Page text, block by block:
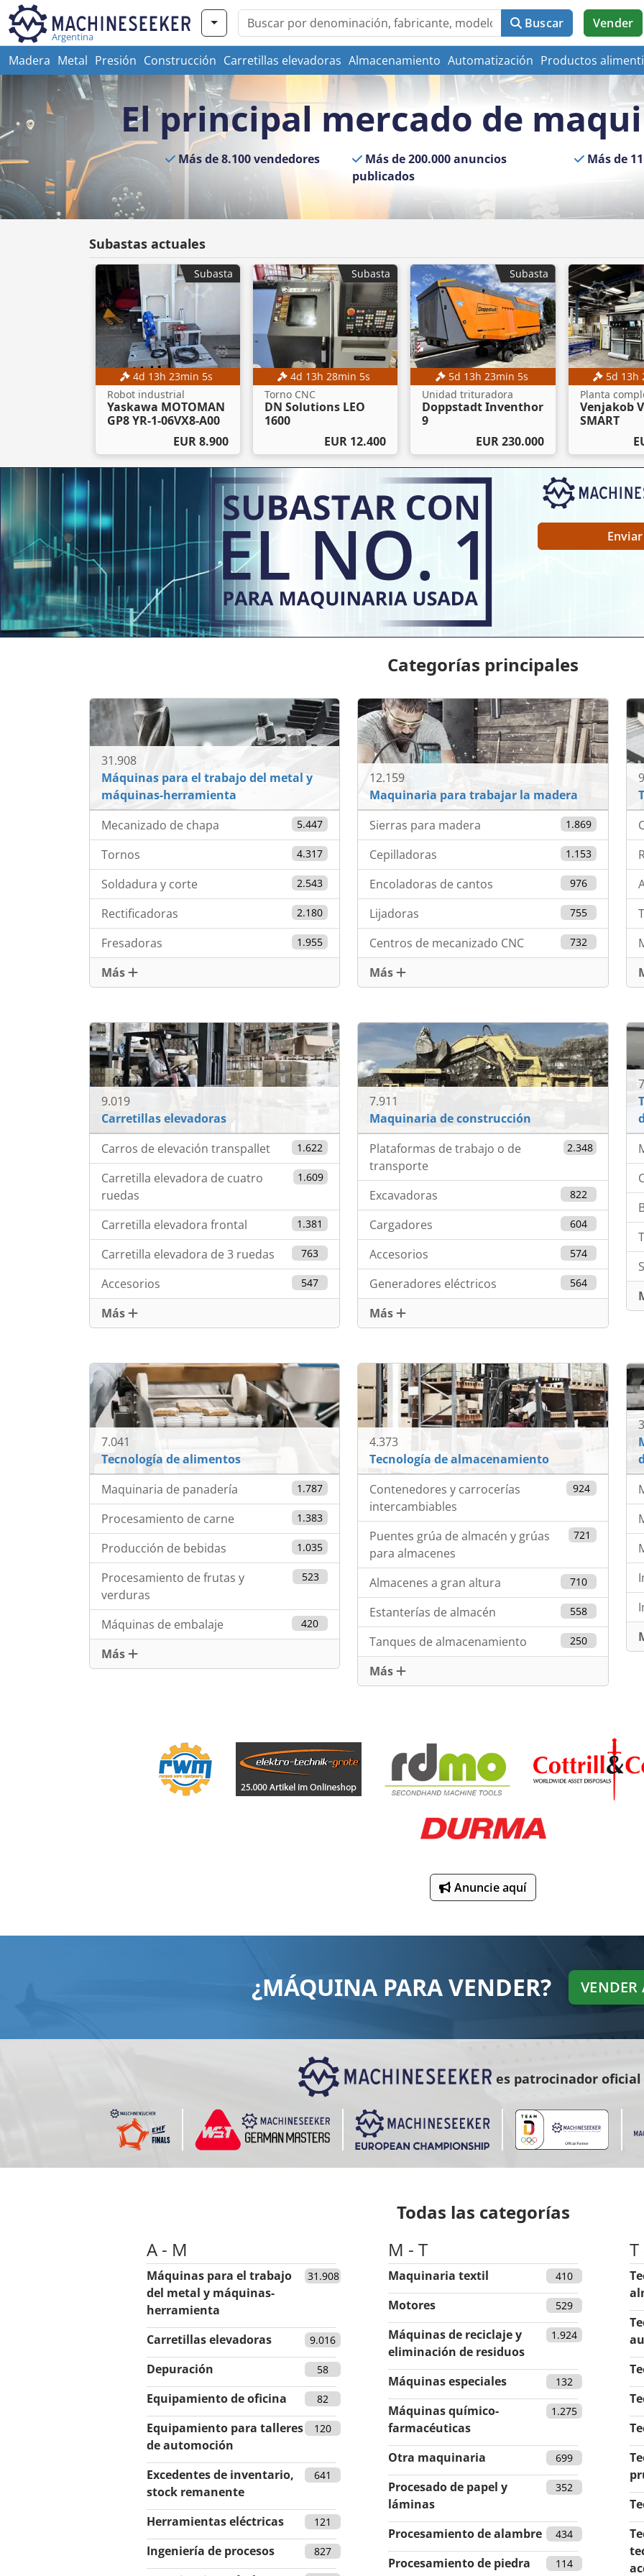
Argentina
Buscar Vender
Madera Metal Presión Construcción Carretillas elevadoras Almacenamiento Automatización Productos
El principal mercado de
Más de 8.100 vendedores
Más de 200.000 anuncios
publicados
Más de
Subastas actuales
4d 13h 23min 3s
Robot industrial
Yaskawa MOTOMAN
GP8 YR-1-06VX8-A00
EUR 8.900
Subasta
4d 13h 28min 3s
Torno CNC
DN Solutions LEO
1600
EUR 12.400
Subasta
5d 13h 23min 3s
Unidad trituradora
Doppstadt Inventhor
9
EUR 230.000
Subasta
5d 13h
Venjakob
SMART
d13h23
s
Carretilla elevadora
Linde E16-02
Subasta
Categorías principales
31.908
Máquinas para el trabajo del metal y
máquinas-herramienta
Mecanizado de chapa
5.447
Tornos 4.317
Soldadura y corte 2.543
Rectificadoras 2.180
Fresadoras 1.955
Más
12.159
Maquinaria para trabajar la madera
Sierras para madera
1.869
Cepilladoras 1.153
Encoladoras de cantos 976
Lijadoras 755
Centros de mecanizado CNC 732
Más
9.019
Carretillas elevadoras
Carros de elevación transpallet
1.622
Carretilla elevadora de cuatro
ruedas
1.609
Carretilla elevadora frontal 1.381
Carretilla elevadora de 3 ruedas 763
Accesorios 547
Más
7.911
Maquinaria de construcción
Plataformas de trabajo o de
transporte
2.348
Excavadoras 822
Cargadores 604
Accesorios 574
Generadores eléctricos 564
Más
7.041
Tecnología de alimentos
Maquinaria de panadería
1.787
Procesamiento de carne 1.383
Producción de bebidas 1.035
Procesamiento de frutas y
verduras
523
Máquinas de embalaje 420
Más
4.373
Tecnología de almacenamiento
Contenedores y carrocerías
intercambiables
924
Puentes grúa de almacén y grúas
para almacenes
721
Almacenes a gran altura 710
Estanterías de almacén 558
Tanques de almacenamiento 250
Más
Anuncie aquí
¿MÁQUINA PARA VENDER? VENDER
es patrocinador oficial
Todas las categorías
A - M
Máquinas para el trabajo
del metal y máquinas-
herramienta
31.908
Carretillas elevadoras 9.016
Depuración 58
Equipamiento de oficina 82
Equipamiento para talleres
de automoción
120
Excedentes de inventario,
stock remanente
641
Herramientas eléctricas 121
Ingeniería de procesos 827
M - T
Maquinaria textil 410
Motores 529
Máquinas de reciclaje y
eliminación de residuos
1.924
Máquinas especiales 132
Máquinas químico-
farmacéuticas
1.275
Otra maquinaria 699
Procesado de papel y
láminas
352
Procesamiento de alambre 434
Procesamiento de piedra 114
T